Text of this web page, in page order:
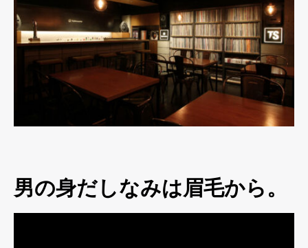
男の身だしなみは眉毛から。